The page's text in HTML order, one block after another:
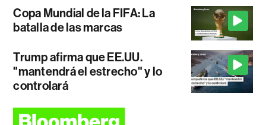
Copa Mundial de la FIFA: La
batalla de las marcas
Trump afirma que EE.UU.
"mantendrá el estrecho" y lo
controlará